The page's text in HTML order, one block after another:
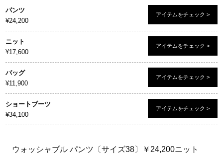
パンツ
¥24,200
アイテムをチェック >
ニット
¥17,600
アイテムをチェック >
バッグ
¥11,900
アイテムをチェック >
ショートブーツ
¥34,100
アイテムをチェック >
ウォッシャブル パンツ〔サイズ38〕￥24,200ニット